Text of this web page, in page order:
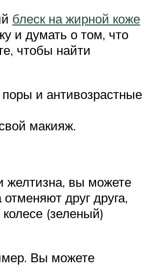
блеск на жирной коже
и думать о том, что
чтобы найти
и антивозрастные
макияж.
желтизна, вы можете
друг друга,
(зеленый)
Вы можете